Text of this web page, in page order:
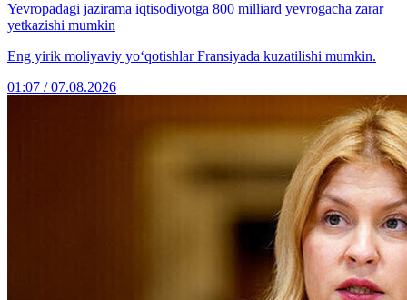
Yevropadagi jazirama iqtisodiyotga 800 milliard yevrogacha zarar
yetkazishi mumkin
Eng yirik moliyaviy yo‘qotishlar Fransiyada kuzatilishi mumkin.
01:07 / 07.08.2026